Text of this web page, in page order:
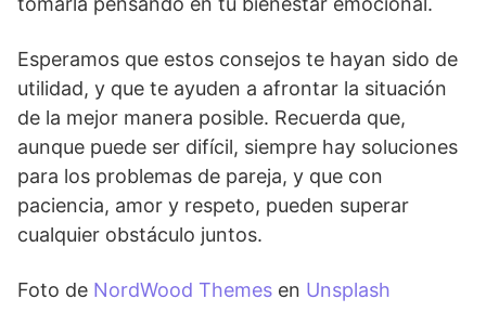
Esperamos que estos consejos te hayan sido de
utilidad, y que te ayuden a afrontar la situación
de la mejor manera posible. Recuerda que,
aunque puede ser difícil, siempre hay soluciones
para los problemas de pareja, y que con
paciencia, amor y respeto, pueden superar
cualquier obstáculo juntos.
Foto de NordWood Themes en Unsplash